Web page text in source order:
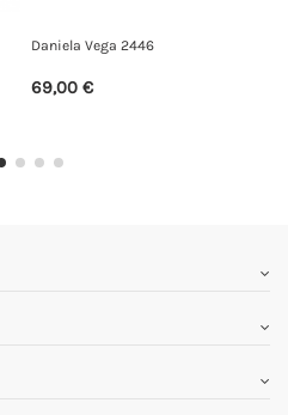
Daniela zapato 24025
89,00 €